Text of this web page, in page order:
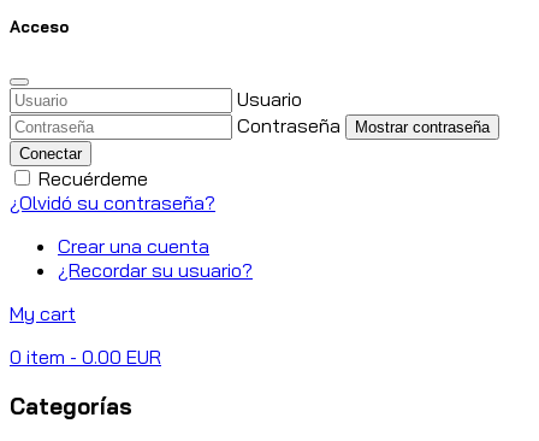
Acceso
Usuario
Contraseña
Mostrar contraseña
Conectar
Recuérdeme
¿Olvidó su contraseña?
Crear una cuenta
¿Recordar su usuario?
My cart
0 item - 0.00 EUR
Categorías